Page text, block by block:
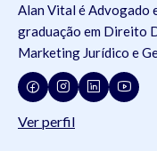
Alan Vital é Advogado
graduação em Direito
Marketing Jurídico e
membro de comissões
Consultor da ADVBOX.
Ver perfil